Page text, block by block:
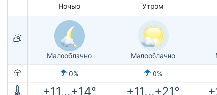
Ночью Утром
Малооблачно Малооблачно
0% 0%
+11...+14° +11...+21°